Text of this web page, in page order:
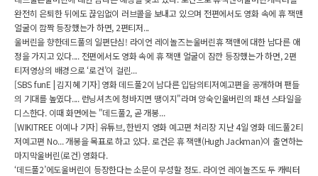
완전히 은퇴한 뒤에도 끊임없이 러브콜을 보내고 있으며 전편에서도 영화 속에 휴 잭맨
얼굴이 깜짝 등장했는가 하면, 2편티저...
울버린을 향한데드풀의 일편단심! 라이언 레이놀즈는울버린휴 잭맨에 대한 남다른 애
정을 가지고 있다.... 전편에서도 영화 속에 휴 잭맨 얼굴이 잠깐 등장했는가 하면, 2편
티저영상의 배경으로 ‘로건’이 걸린...
[SBS funE | 김지혜 기자] 영화 데드풀2이 남다른 입담의티저예고편을 공개하며 팬들
의 기대를 높였다.... 런닝셔츠에 청바지면 땡이지"라며 앙숙인울버린의 패션 스타일을
디스한다. 이때 화면에는 "데드풀2, 곧 개봉...
[WIKITREE 이예나 기자] 유튜브, 한반지 영화 예고편 처리장 지난 4일 영화 데드풀2티
저예고편 No... 개봉을 목표로 하고 있다. 로건은 휴 잭맨(Hugh Jackman)이 출연하는
마지막울버린(로건) 영화다.
‘데드풀2’에도울버린이 등장한다는 소문이 무성할 정도. 라이언 레이놀즈도 두 캐릭터